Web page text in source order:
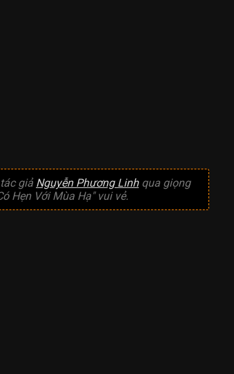
giả Nguyễn Phương Linhqua giọng
Hẹn Với Mùa Hạ" vui vẻ.